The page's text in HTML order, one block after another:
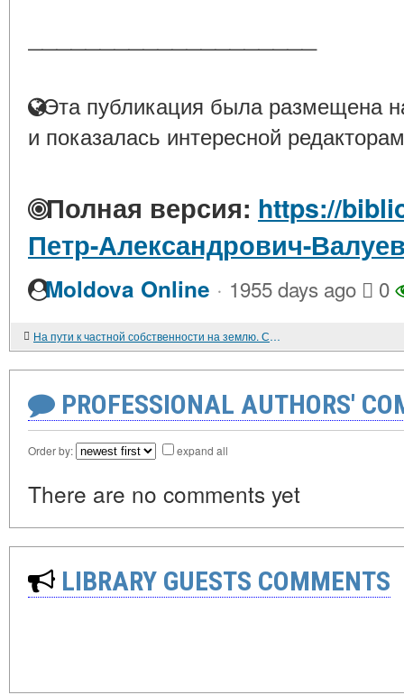
Эта публикация была размещена
и показалась интересной
Полная версия: https://
Петр-Александрович-
Moldova Online · 1955 days ago 0
На пути к частной собственности на землю. Союз земельных собственников России
PROFESSIONAL AUTHORS'
Order by: expand all
There are no comments yet
LIBRARY GUESTS COMMENTS